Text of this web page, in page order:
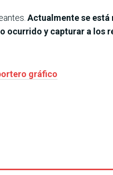
Actualmente se
ocurrido y capturar a los
gráfico